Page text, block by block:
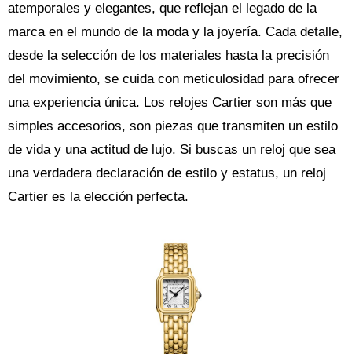
atemporales y elegantes, que reflejan el legado de la
marca en el mundo de la moda y la joyería. Cada detalle,
desde la selección de los materiales hasta la precisión
del movimiento, se cuida con meticulosidad para ofrecer
una experiencia única. Los relojes Cartier son más que
simples accesorios, son piezas que transmiten un estilo
de vida y una actitud de lujo. Si buscas un reloj que sea
una verdadera declaración de estilo y estatus, un reloj
Cartier es la elección perfecta.